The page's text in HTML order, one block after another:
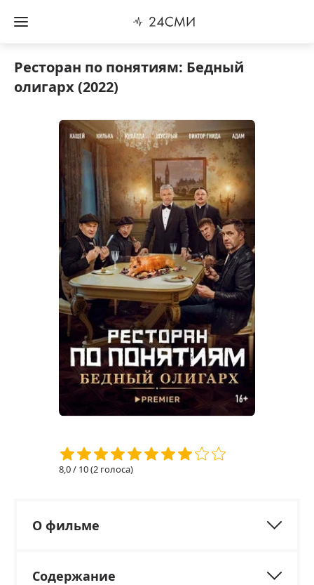
Ресторан по понятиям: Бедный
олигарх (2022)
8,0/ 10 (2 голоса)
О фильме
Содержание